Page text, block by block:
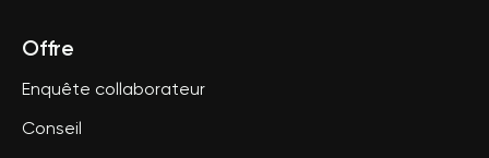
Offre
Enquête collaborateur
Conseil